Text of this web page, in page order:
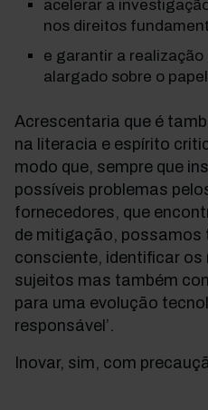
acelerar a
nos direitos
e garantir a
alargado sobre o
Acrescentaria que é
na literacia e espírito
modo que, sempre que
possíveis problemas
fornecedores, que
de mitigação, possamos
consciente, identificar
sujeitos mas também
para uma evolução
responsável’.
Inovar, sim, com